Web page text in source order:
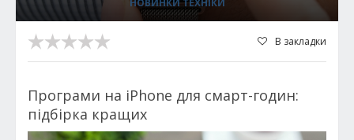
НОВИНКИ ТЕХНІКИ
В закладки
Програми на iPhone для смарт-годин:
підбірка кращих